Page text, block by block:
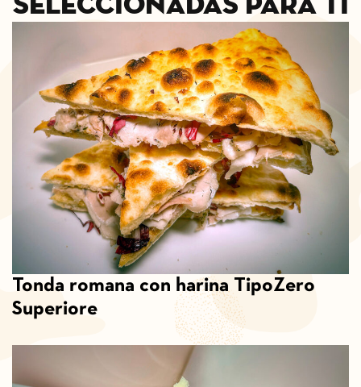
seleccionadas para ti
Tonda romana con harina TipoZero
Superiore